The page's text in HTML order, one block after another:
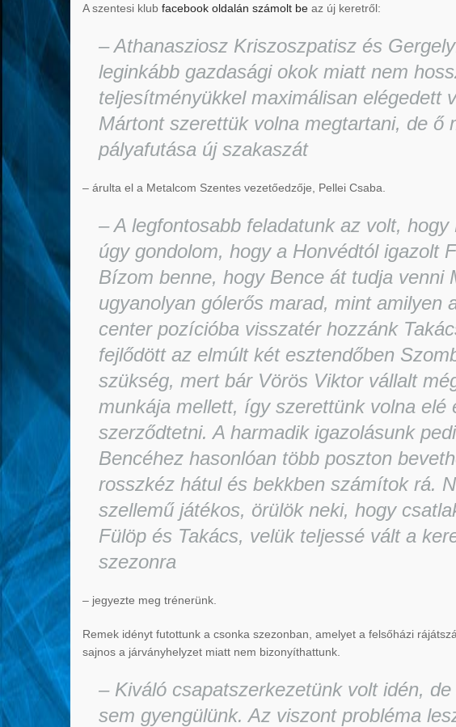
A szentesi klub facebook oldalán számolt be az új keretről:
– Athanasziosz Kriszoszpatisz és
leginkább gazdasági okok miatt nem
teljesítményükkel maximálisan elégedett
Mártont szerettük volna megtartani, de ő
pályafutása új szakaszát
– árulta el a Metalcom Szentes vezetőedzője, Pellei Csaba.
– A legfontosabb feladatunk az volt,
úgy gondolom, hogy a Honvédtól igazolt
Bízom benne, hogy Bence át tudja venni
ugyanolyan gólerős marad, mint amilyen
center pozícióba visszatér hozzánk
fejlődött az elmúlt két esztendőben
szükség, mert bár Vörös Viktor vállalt
munkája mellett, így szerettünk volna elé
szerződtetni. A harmadik igazolásunk
Bencéhez hasonlóan több poszton
rosszkéz hátul és bekkben számítok rá.
szellemű játékos, örülök neki, hogy
Fülöp és Takács, velük teljessé vált a
szezonra
– jegyezte meg trénerünk.
Remek idényt futottunk a csonka szezonban, amelyet a felsőházi
sajnos a járványhelyzet miatt nem bizonyíthattunk.
– Kiváló csapatszerkezetünk volt idén,
sem gyengülünk. Az viszont probléma